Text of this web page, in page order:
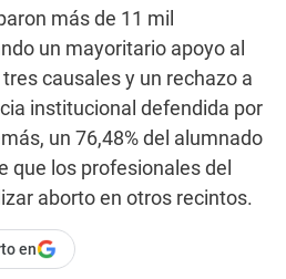
más de 11 mil
un mayoritario apoyo al
causales y un rechazo a
institucional defendida por
un 76,48% del alumnado
que los profesionales del
aborto en otros recintos.
en